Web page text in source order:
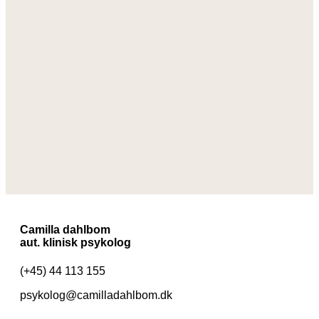
Camilla dahlbom
aut. klinisk psykolog
(+45) 44 113 155
psykolog@camilladahlbom.dk